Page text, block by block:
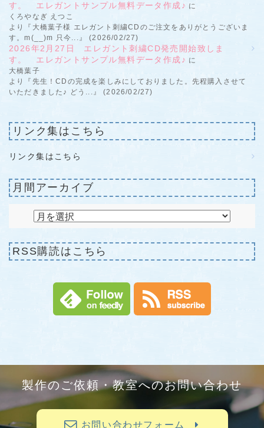
す。 エレガントサンプル無料データ作成♪ に
くろやなぎ えつこ
より『大橋葉子様 エレガント刺繍CDのご注文をありがとうございま
す。m(__)m 只今...』 (2026/02/27)
2026年2月27日 エレガント刺繍CD発売開始致しま
す。 エレガントサンプル無料データ作成♪ に
大橋葉子
より『先生！CDの完成を楽しみにしておりました。先程購入させて
いただきました♪ どう...』 (2026/02/27)
リンク集はこちら
リンク集はこちら
月間アーカイブ
RSS購読はこちら
製作のご依頼・教室へのお問い合わせ
お問い合わせフォーム